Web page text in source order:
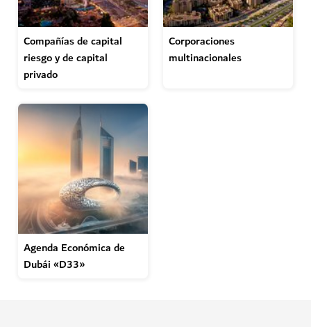
Compañías de capital
riesgo y de capital
privado
Corporaciones
multinacionales
Agenda Económica de
Dubái «D33»